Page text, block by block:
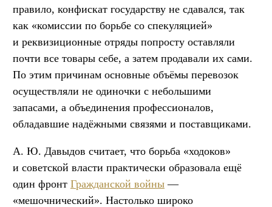
правило, конфискат государству не сдавался, так
как «комиссии по борьбе со спекуляцией»
и реквизиционные отряды попросту оставляли
почти все товары себе, а затем продавали их сами.
По этим причинам основные объёмы перевозок
осуществляли не одиночки с небольшими
запасами, а объединения профессионалов,
обладавшие надёжными связями и поставщиками.
А. Ю. Давыдов считает, что борьба «ходоков»
и советской власти практически образовала ещё
один фронт Гражданской войны —
«мешочнический». Настолько широко